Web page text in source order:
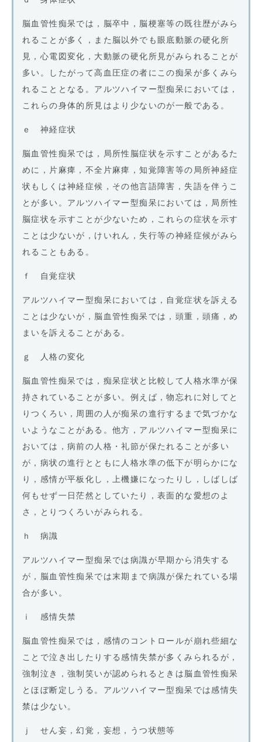
脳血管性痴呆では，脳卒中，脳梗塞等の既往歴がみら
れることが多く，また脳以外でも眼底動脈の硬化所
見，心電図変化，大動脈の硬化所見がみられることが
多い。したがって高血圧症の者にこの痴呆が多くみら
れることとなる。アルツハイマー型痴呆においては，
これらの身体的所見はより少ないのが一般である。
ｅ 神経症状
脳血管性痴呆では，局所性脳症状を示すことがあるた
めに，片麻痺，不全片麻痺，知覚障害等の局所神経症
状もしくは神経症候，その他言語障害，失語を伴うこ
とが多い。アルツハイマー型痴呆においては，局所性
脳症状を示すことが少ないため，これらの症状を示す
ことは少ないが，けいれん，失行等の神経症候がみら
れることもある。
ｆ 自覚症状
アルツハイマー型痴呆においては，自覚症状を訴える
ことは少ないが，脳血管性痴呆では，頭重，頭痛，め
まいを訴えることがある。
ｇ 人格の変化
脳血管性痴呆では，痴呆症状と比較して人格水準が保
持されていることが多い。例えば，物忘れに対してと
りつくろい，周囲の人が痴呆の進行するまで気づかな
いようなことがある。他方，アルツハイマー型痴呆に
おいては，病前の人格・礼節が保たれることが多い
が，病状の進行とともに人格水準の低下が明らかにな
り，感情が平板化し，上機嫌になったりし，しばしば
何もせず一日茫然としていたり，表面的な愛想のよ
さ，とりつくろいがみられる。
ｈ 病識
アルツハイマー型痴呆では病識が早期から消失する
が，脳血管性痴呆では末期まで病識が保たれている場
合が多い。
ｉ 感情失禁
脳血管性痴呆では，感情のコントロールが崩れ些細な
ことで泣き出したりする感情失禁が多くみられるが，
強制泣き，強制笑いが認められるときは脳血管性痴呆
とほぼ断定しうる。アルツハイマー型痴呆では感情失
禁は少ない。
ｊ せん妄，幻覚，妄想，うつ状態等